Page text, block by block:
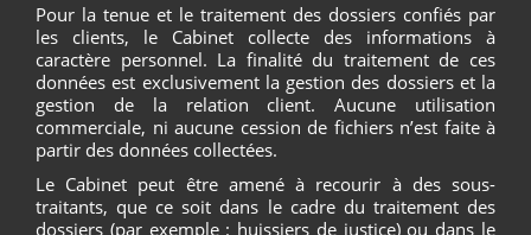
Pour la tenue et le traitement des dossiers confiés par
les clients, le Cabinet collecte des informations à
caractère personnel. La finalité du traitement de ces
données est exclusivement la gestion des dossiers et la
gestion de la relation client. Aucune utilisation
commerciale, ni aucune cession de fichiers n’est faite à
partir des données collectées.
Le Cabinet peut être amené à recourir à des sous-
traitants, que ce soit dans le cadre du traitement des
dossiers (par exemple : huissiers de justice) ou dans le